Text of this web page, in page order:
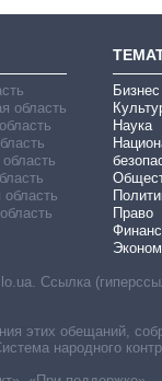
область
область
Бизнес
Наука
Право
Ссылка
этих обещаний,
народного